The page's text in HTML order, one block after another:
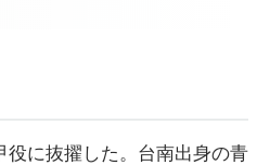
に抜擢した。台南出身の青